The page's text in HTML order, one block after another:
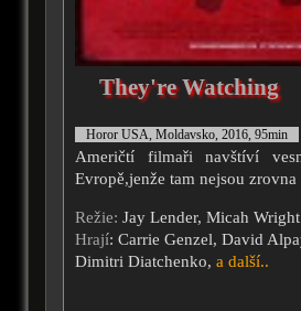
They're Watching
Horor USA, Moldavsko, 2016, 95min
Američtí filmaři navštíví
Evropě,jenže tam nejsou
Režie: Jay Lender, Micah Wright
Hrají: Carrie Genzel, David
Dimitri Diatchenko, a další..